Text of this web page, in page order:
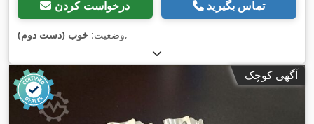
درخواست کردن تماس بگیرید
وضعیت: خوب (دست دوم) ,
آگهی کوچک